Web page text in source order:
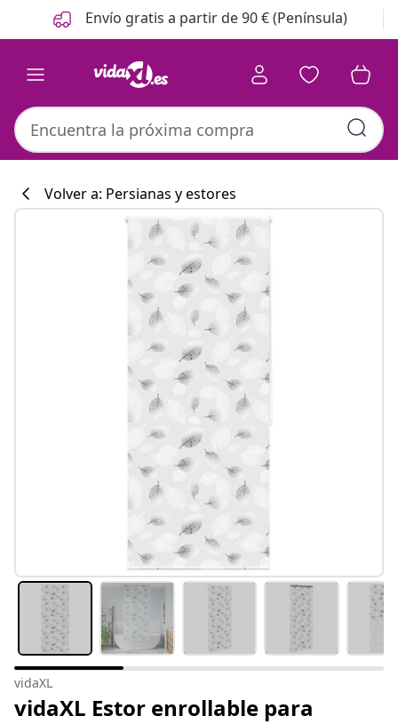
Anterior
Siguiente Envío gratis a partir de 90 € (Península)
#sharemevidaxl
Volver a: Persianas y estores
vidaXL
vidaXL Estor enrollable para